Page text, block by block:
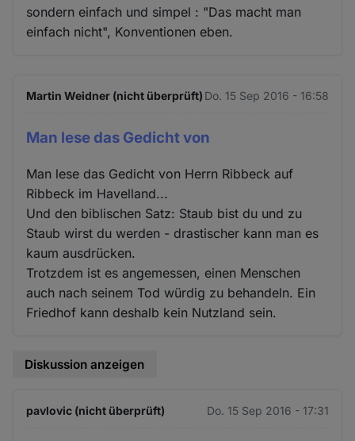
sondern einfach und simpel : "Das macht man
einfach nicht", Konventionen eben.
Martin Weidner (nicht überprüft) Do. 15 Sep 2016 - 16:58
Man lese das Gedicht von
Man lese das Gedicht von Herrn Ribbeck auf
Ribbeck im Havelland...
Und den biblischen Satz: Staub bist du und zu
Staub wirst du werden - drastischer kann man es
kaum ausdrücken.
Trotzdem ist es angemessen, einen Menschen
auch nach seinem Tod würdig zu behandeln. Ein
Friedhof kann deshalb kein Nutzland sein.
Diskussion anzeigen
pavlovic (nicht überprüft) Do. 15 Sep 2016 - 17:31